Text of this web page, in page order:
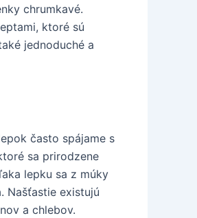
chrumkavé.
ktoré sú
jednoduché a
často spájame s
sa prirodzene
lepku sa z múky
Našťastie existujú
a chlebov.